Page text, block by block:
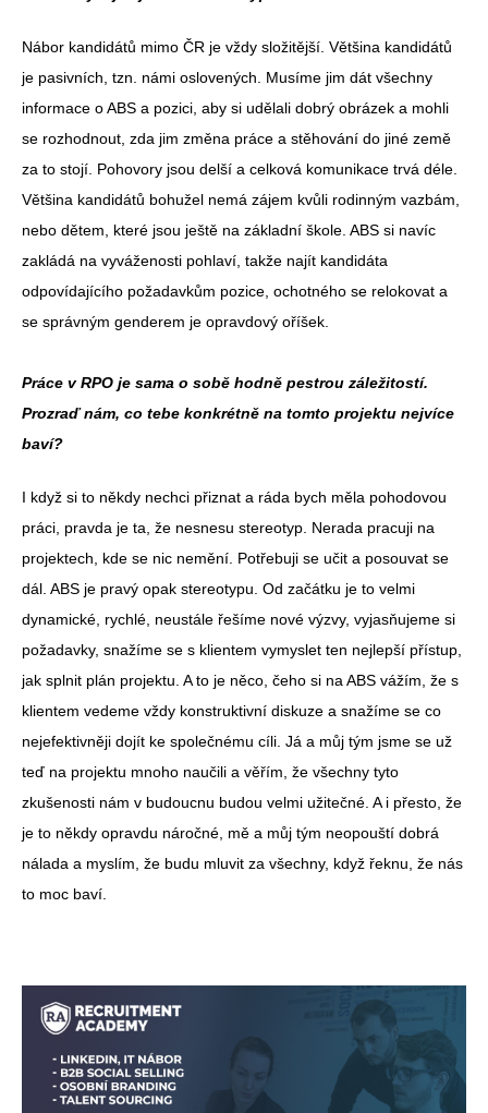
Nábor kandidátů mimo ČR je vždy složitější. Většina kandidátů
je pasivních, tzn. námi oslovených. Musíme jim dát všechny
informace o ABS a pozici, aby si udělali dobrý obrázek a mohli
se rozhodnout, zda jim změna práce a stěhování do jiné země
za to stojí. Pohovory jsou delší a celková komunikace trvá déle.
Většina kandidátů bohužel nemá zájem kvůli rodinným vazbám,
nebo dětem, které jsou ještě na základní škole. ABS si navíc
zakládá na vyváženosti pohlaví, takže najít kandidáta
odpovídajícího požadavkům pozice, ochotného se relokovat a
se správným genderem je opravdový oříšek.
Práce v RPO je sama o sobě hodně pestrou záležitostí.
Prozraď nám, co tebe konkrétně na tomto projektu nejvíce
baví?
I když si to někdy nechci přiznat a ráda bych měla pohodovou
práci, pravda je ta, že nesnesu stereotyp. Nerada pracuji na
projektech, kde se nic nemění. Potřebuji se učit a posouvat se
dál. ABS je pravý opak stereotypu. Od začátku je to velmi
dynamické, rychlé, neustále řešíme nové výzvy, vyjasňujeme si
požadavky, snažíme se s klientem vymyslet ten nejlepší přístup,
jak splnit plán projektu. A to je něco, čeho si na ABS vážím, že s
klientem vedeme vždy konstruktivní diskuze a snažíme se co
nejefektivněji dojít ke společnému cíli. Já a můj tým jsme se už
teď na projektu mnoho naučili a věřím, že všechny tyto
zkušenosti nám v budoucnu budou velmi užitečné. A i přesto, že
je to někdy opravdu náročné, mě a můj tým neopouští dobrá
nálada a myslím, že budu mluvit za všechny, když řeknu, že nás
to moc baví.